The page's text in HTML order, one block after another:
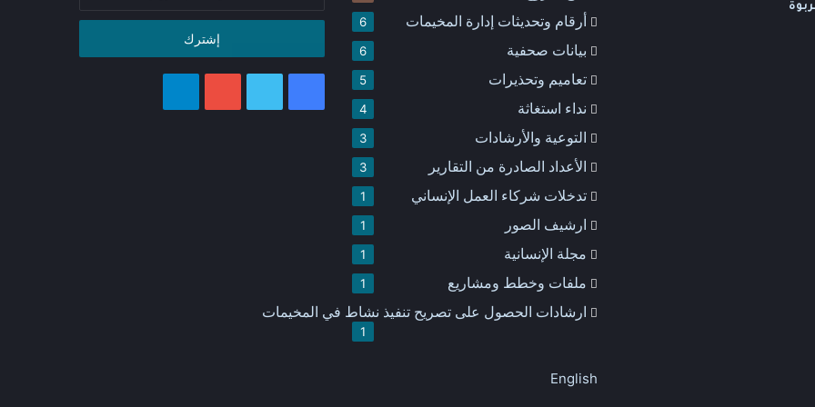
أرقام وتحديثات إدارة المخيمات 6
بيانات صحفية 6
تعاميم وتحذيرات 5
نداء استغاثة 4
التوعية والأرشادات 3
الأعداد الصادرة من التقارير 3
تدخلات شركاء العمل الإنساني 1
ارشيف الصور 1
مجلة الإنسانية 1
ملفات وخطط ومشاريع 1
ارشادات الحصول على تصريح تنفيذ نشاط في المخيمات
1
English
الإلكتروني